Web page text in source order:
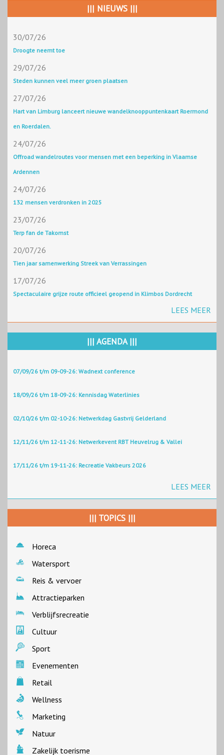
||| NIEUWS |||
30/07/26
Droogte neemt toe
29/07/26
Steden kunnen veel meer groen plaatsen
27/07/26
Hart van Limburg lanceert nieuwe wandelknooppuntenkaart Roermond
en Roerdalen.
24/07/26
Offroad wandelroutes voor mensen met een beperking in Vlaamse
Ardennen
24/07/26
132 mensen verdronken in 2025
23/07/26
Terp fan de Takomst
20/07/26
Tien jaar samenwerking Streek van Verrassingen
17/07/26
Spectaculaire grijze route officieel geopend in Klimbos Dordrecht
LEES MEER
||| AGENDA |||
07/09/26 t/m 09-09-26: Wadnext conference
18/09/26 t/m 18-09-26: Kennisdag Waterlinies
02/10/26 t/m 02-10-26: Netwerkdag Gastvrij Gelderland
12/11/26 t/m 12-11-26: Netwerkevent RBT Heuvelrug & Vallei
17/11/26 t/m 19-11-26: Recreatie Vakbeurs 2026
LEES MEER
||| TOPICS |||
Horeca
Watersport
Reis & vervoer
Attractieparken
Verblijfsrecreatie
Cultuur
Sport
Evenementen
Retail
Wellness
Marketing
Natuur
Zakelijk toerisme